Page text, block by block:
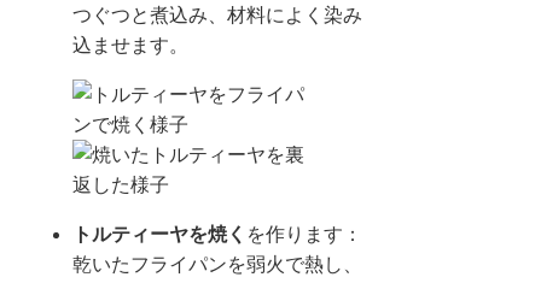
つぐつと煮込み、材料によく染み
込ませます。
トルティーヤを焼く を作ります：
乾いたフライパンを弱火で熱し、